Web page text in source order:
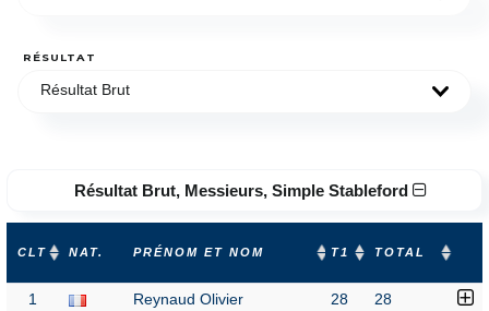
RÉSULTAT
Résultat Brut
Résultat Brut, Messieurs, Simple Stableford
CLT NAT. PRÉNOM ET NOM T1 TOTAL
1 Reynaud Olivier 28 28